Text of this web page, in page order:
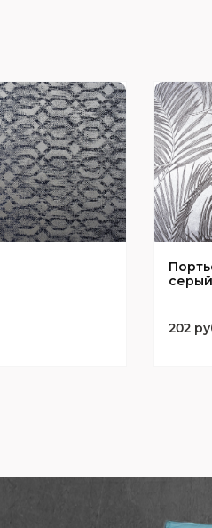
серый
202